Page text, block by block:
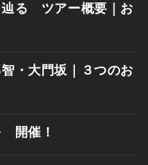
辿る ツアー概要｜お
・大門坂｜３つのお
開催！